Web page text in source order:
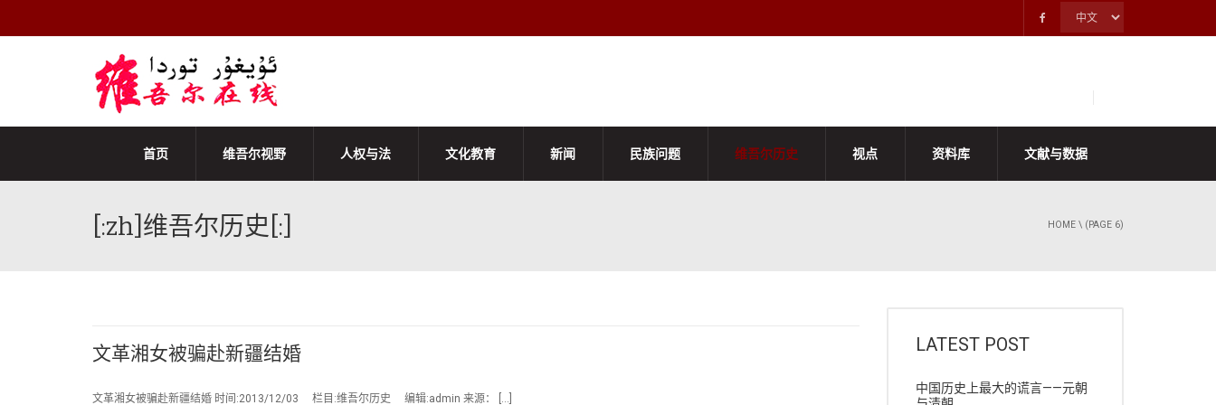
首页 维吾尔视野 人权与法 文化教育 新闻 民族问题 维吾尔历史 视点 资料库 文献与数据
[:zh]维吾尔历史[:] HOME \ (PAGE 6)
文革湘女被骗赴新疆结婚
文革湘女被骗赴新疆结婚 时间:2013/12/03 栏目:维吾尔历史 编辑:admin 来源： […]
LATEST POST
中国历史上最大的谎言——元朝